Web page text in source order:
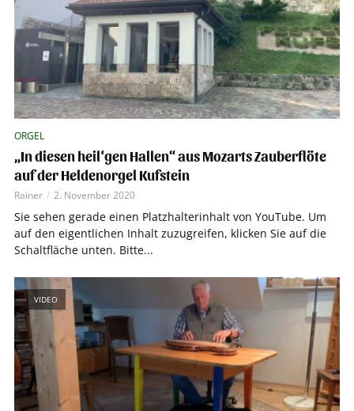
ORGEL
„In diesen heil‘gen Hallen“ aus Mozarts Zauberflöte
auf der Heldenorgel Kufstein
Rainer 2. November 2020
Sie sehen gerade einen Platzhalterinhalt von YouTube. Um
auf den eigentlichen Inhalt zuzugreifen, klicken Sie auf die
Schaltfläche unten. Bitte...
VIDEO